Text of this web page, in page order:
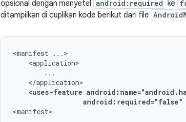
opsional dengan menyetel android:required ke
ditampilkan di cuplikan kode berikut dari file
<manifest
<uses-feature
android:required="false"
<manifest>